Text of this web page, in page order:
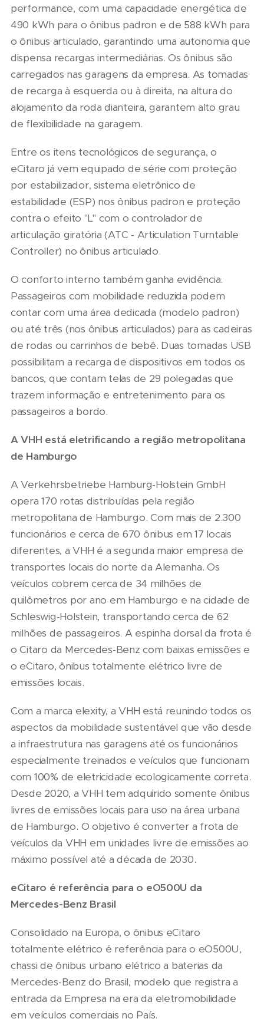
performance, com uma capacidade energética de
490 kWh para o ônibus padron e de 588 kWh para
o ônibus articulado, garantindo uma autonomia que
dispensa recargas intermediárias. Os ônibus são
carregados nas garagens da empresa. As tomadas
de recarga à esquerda ou à direita, na altura do
alojamento da roda dianteira, garantem alto grau
de flexibilidade na garagem.
Entre os itens tecnológicos de segurança, o
eCitaro já vem equipado de série com proteção
por estabilizador, sistema eletrônico de
estabilidade (ESP) nos ônibus padron e proteção
contra o efeito "L" com o controlador de
articulação giratória (ATC - Articulation Turntable
Controller) no ônibus articulado.
O conforto interno também ganha evidência.
Passageiros com mobilidade reduzida podem
contar com uma área dedicada (modelo padron)
ou até três (nos ônibus articulados) para as cadeiras
de rodas ou carrinhos de bebê. Duas tomadas USB
possibilitam a recarga de dispositivos em todos os
bancos, que contam telas de 29 polegadas que
trazem informação e entretenimento para os
passageiros a bordo.
A VHH está eletrificando a região metropolitana
de Hamburgo
A Verkehrsbetriebe Hamburg-Holstein GmbH
opera 170 rotas distribuídas pela região
metropolitana de Hamburgo. Com mais de 2.300
funcionários e cerca de 670 ônibus em 17 locais
diferentes, a VHH é a segunda maior empresa de
transportes locais do norte da Alemanha. Os
veículos cobrem cerca de 34 milhões de
quilômetros por ano em Hamburgo e na cidade de
Schleswig-Holstein, transportando cerca de 62
milhões de passageiros. A espinha dorsal da frota é
o Citaro da Mercedes-Benz com baixas emissões e
o eCitaro, ônibus totalmente elétrico livre de
emissões locais.
Com a marca elexity, a VHH está reunindo todos os
aspectos da mobilidade sustentável que vão desde
a infraestrutura nas garagens até os funcionários
especialmente treinados e veículos que funcionam
com 100% de eletricidade ecologicamente correta.
Desde 2020, a VHH tem adquirido somente ônibus
livres de emissões locais para uso na área urbana
de Hamburgo. O objetivo é converter a frota de
veículos da VHH em unidades livre de emissões ao
máximo possível até a década de 2030.
eCitaro é referência para o eO500U da
Mercedes-Benz Brasil
Consolidado na Europa, o ônibus eCitaro
totalmente elétrico é referência para o eO500U,
chassi de ônibus urbano elétrico a baterias da
Mercedes-Benz do Brasil, modelo que registra a
entrada da Empresa na era da eletromobilidade
em veículos comerciais no País.